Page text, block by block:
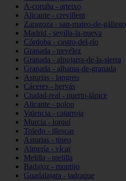
A-coruña - arteixo
Alicante - crevillent
Zaragoza - san-mateo-de-gállego
Madrid - sevilla-la-nueva
Córdoba - castro-del-río
Granada - trevélez
Granada - alpujarra-de-la-sierra
Granada - alhama-de-granada
Asturias - langreo
Cáceres - hervás
Ciudad-real - puerto-lápice
Alicante - polop
Valencia - catarroja
Murcia - lorquí
Toledo - illescas
Asturias - tineo
Almería - vícar
Melilla - melilla
Badajoz - montijo
Guadalajara - jadraque